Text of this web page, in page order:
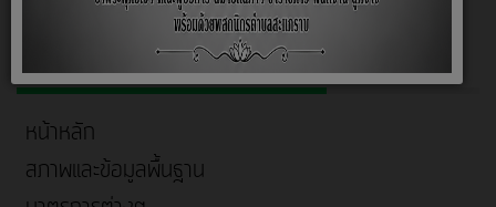
เกี่ยวกับหน่วยงาน
หน้าหลัก
สภาพและข้อมูลพื้นฐาน